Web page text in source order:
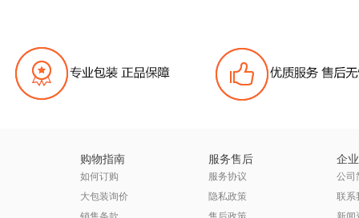
购物指南
如何订购
大包装询价
服务售后
服务协议
隐私政策
企
公司
联系